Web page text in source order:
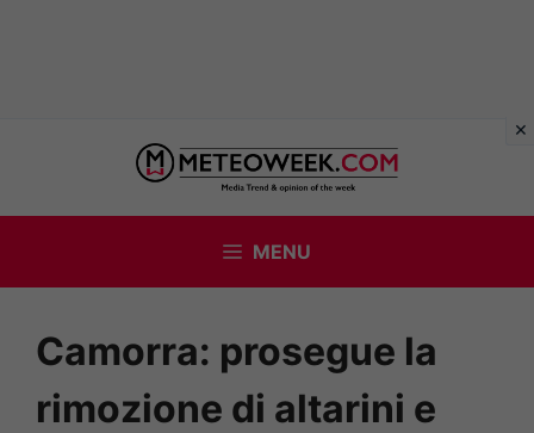
contenuto
MENU
Camorra: prosegue la
rimozione di altarini e